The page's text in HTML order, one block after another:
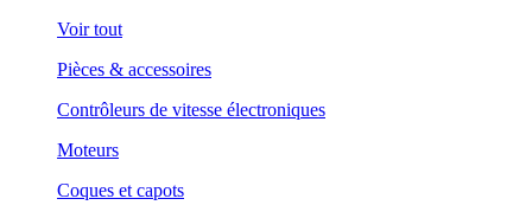
Voir tout
Pièces & accessoires
Contrôleurs de vitesse électroniques
Moteurs
Coques et capots